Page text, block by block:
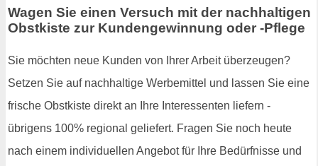
Wagen Sie einen Versuch mit der nachhaltigen
Obstkiste zur Kundengewinnung oder -Pflege
Sie möchten neue Kunden von Ihrer Arbeit überzeugen?
Setzen Sie auf nachhaltige Werbemittel und lassen Sie eine
frische Obstkiste direkt an Ihre Interessenten liefern -
übrigens 100% regional geliefert. Fragen Sie noch heute
nach einem individuellen Angebot für Ihre Bedürfnisse und